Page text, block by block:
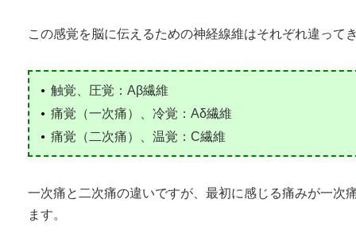
この感覚を脳に伝えるための神経線維はそれぞれ違って
触覚、圧覚：Aβ繊維
痛覚（一次痛）、冷覚：Aδ繊維
痛覚（二次痛）、温覚：C繊維
一次痛と二次痛の違いですが、最初に感じる痛みが一次
ます。